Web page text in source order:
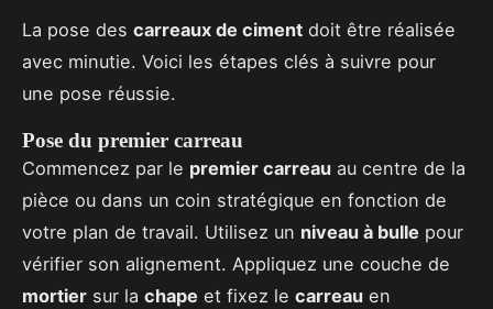
La pose des carreaux de ciment doit être réalisée
avec minutie. Voici les étapes clés à suivre pour
une pose réussie.
Pose du premier carreau
Commencez par le premier carreau au centre de la
pièce ou dans un coin stratégique en fonction de
votre plan de travail. Utilisez un niveau à bulle pour
vérifier son alignement. Appliquez une couche de
mortier sur la chape et fixez le carreau en